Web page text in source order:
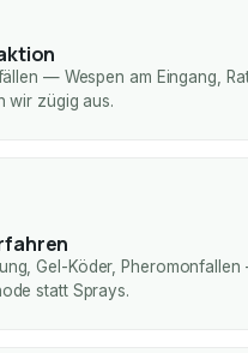
— Wespen am Eingang,
wir zügig aus.
Gel-Köder,
statt Sprays.